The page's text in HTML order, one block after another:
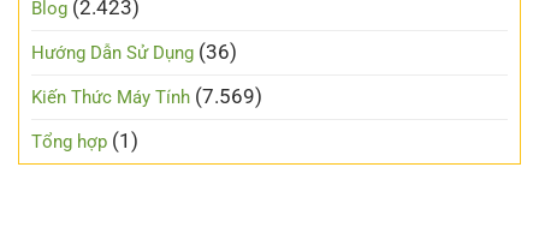
Blog (2.423)
Hướng Dẫn Sử Dụng (36)
Kiến Thức Máy Tính (7.569)
Tổng hợp (1)